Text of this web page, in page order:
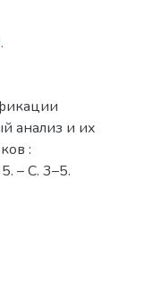
анализ и их
:
– С. 3–5.